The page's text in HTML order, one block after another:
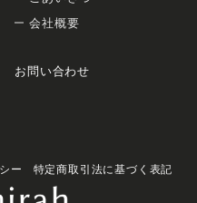
会社概要
お問い合わせ
ー 特定商取引法に基づく表記